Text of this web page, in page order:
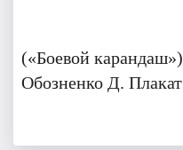
(«Боевой карандаш»)
Обозненко Д. Плакат